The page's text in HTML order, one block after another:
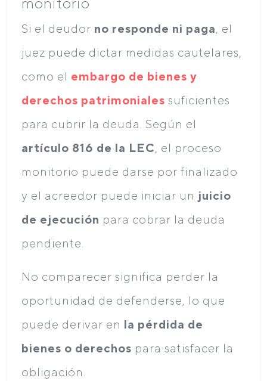
Si el deudor no responde ni paga , el
juez puede dictar medidas cautelares,
como el embargo de bienes y
derechos patrimoniales suficientes
para cubrir la deuda. Según el
artículo 816 de la LEC , el proceso
monitorio puede darse por finalizado
y el acreedor puede iniciar un juicio
de ejecución para cobrar la deuda
pendiente.
No comparecer significa perder la
oportunidad de defenderse, lo que
puede derivar en la pérdida de
bienes o derechos para satisfacer la
obligación.